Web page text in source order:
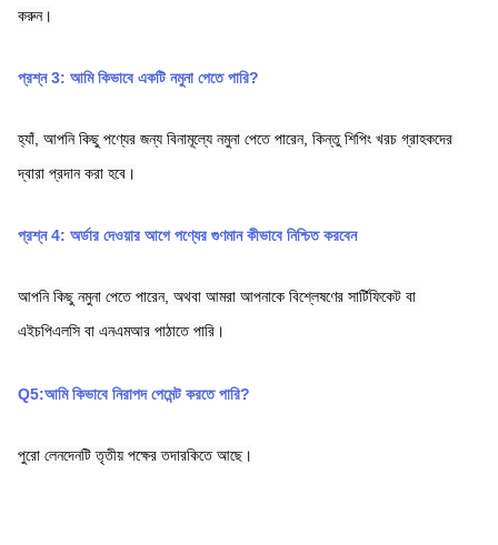
করুন।
প্রশ্ন 3: আমি কিভাবে একটি নমুনা পেতে পারি?
হ্যাঁ, আপনি কিছু পণ্যের জন্য বিনামূল্যে নমুনা পেতে পারেন, কিন্তু শিপিং খরচ গ্রাহকদের
দ্বারা প্রদান করা হবে।
প্রশ্ন 4: অর্ডার দেওয়ার আগে পণ্যের গুণমান কীভাবে নিশ্চিত করবেন
আপনি কিছু নমুনা পেতে পারেন, অথবা আমরা আপনাকে বিশ্লেষণের সার্টিফিকেট বা
এইচপিএলসি বা এনএমআর পাঠাতে পারি।
Q5:আমি কিভাবে নিরাপদ পেমেন্ট করতে পারি?
পুরো লেনদেনটি তৃতীয় পক্ষের তদারকিতে আছে।